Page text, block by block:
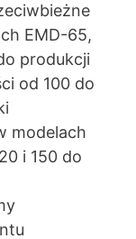
EMD-65,
produkcji
od 100 do
modelach
i 150 do